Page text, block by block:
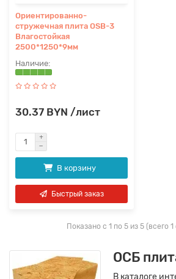
Ориентированно-
стружечная плита OSB-3
Влагостойкая
2500*1250*9мм
30.37 BYN /лист
В корзину
Быстрый заказ
Показано с 1 по 5 из 5 (всего
ОСБ
В каталоге